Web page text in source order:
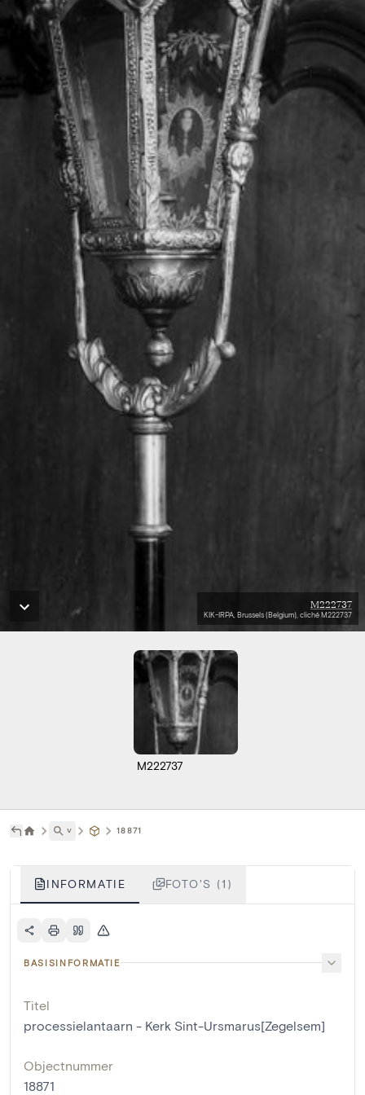
M222737
KIK-IRPA, Brussels (Belgium), cliché M222737
M222737
˅ 18871
INFORMATIE FOTO'S (1)
BASISINFORMATIE
Titel
processielantaarn - Kerk Sint-Ursmarus[Zegelsem]
Objectnummer
18871